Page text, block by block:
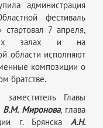
администрация
фестиваль
7 апреля,
залах и на
области исполняют
композиции о
братстве.
Главы
В.М. Миронова, глава
г. Брянска А.Н.